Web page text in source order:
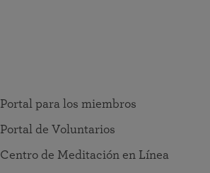
Portal para los miembros
Portal de Voluntarios
Centro de Meditación en Línea